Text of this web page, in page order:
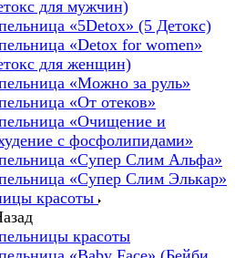
для мужчин)
«5Detox» (5 Детокс)
«Detox for women»
для женщин)
«Можно за руль»
«От отеков»
«Очищение и
с фосфолипидами»
«Супер Слим Альфа»
«Супер Слим Элькар»
красоты
красоты